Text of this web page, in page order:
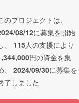
のプロジェクトは、
08/12に募集を開始
、 115人の支援により
円の資金を集
、 2024/09/30に募集を
了しました